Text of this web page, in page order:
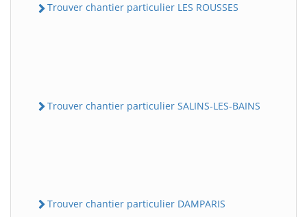
Trouver chantier particulier LES ROUSSES
Trouver chantier particulier SALINS-LES-BAINS
Trouver chantier particulier DAMPARIS